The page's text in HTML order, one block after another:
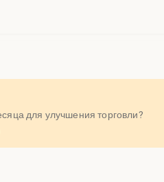
для улучшения торговли?